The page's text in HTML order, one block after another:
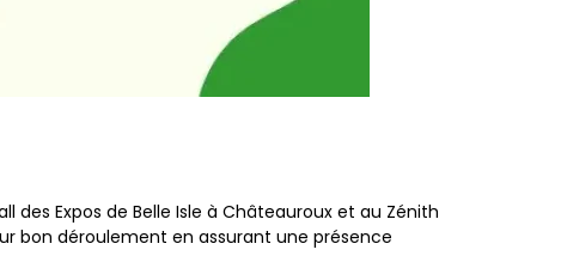
des Expos de Belle Isle à Châteauroux et au Zénith
bon déroulement en assurant une présence